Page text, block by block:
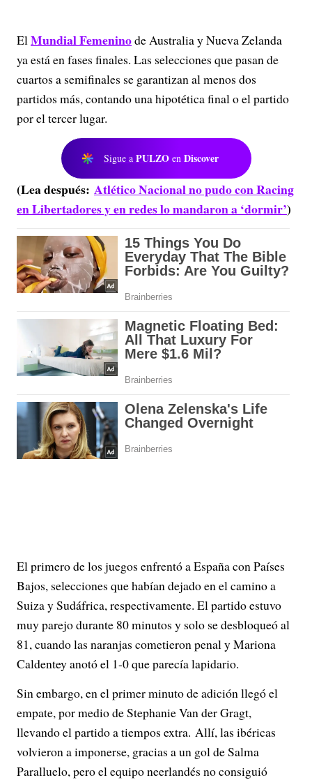
ElMundial Femeninode Australia y Nueva Zelanda
ya está en fases finales. Las selecciones que pasan de
cuartos a semifinales se garantizan al menos dos
partidos más, contando una hipotética final o el partido
por el tercer lugar.
Sigue a PULZO en Discover
(Lea después: Atlético Nacional no pudo con Racing
en Libertadores y en redes lo mandaron a ‘dormir’)
El primero de los juegos enfrentó a España con Países
Bajos, selecciones que habían dejado en el camino a
Suiza y Sudáfrica, respectivamente. El partido estuvo
muy parejo durante 80 minutos y solo se desbloqueó al
81, cuando las naranjas cometieron penal y Mariona
Caldentey anotó el 1-0 que parecía lapidario.
Sin embargo, en el primer minuto de adición llegó el
empate, por medio de Stephanie Van der Gragt,
llevando el partido a tiempos extra. Allí, las ibéricas
volvieron a imponerse, gracias a un gol de Salma
Paralluelo, pero el equipo neerlandés no consiguió